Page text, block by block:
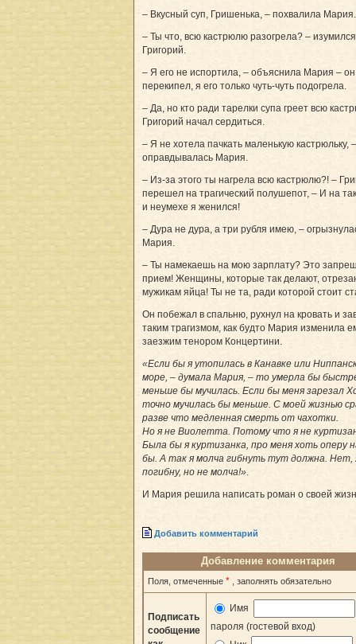
– Вкусный суп, Гришенька, – похвалила Мария.
– Ты что, всю кастрюлю разогрела? – изумился
Григорий.
– Я его не испортила, – объяснила Мария –
перекипел, я его только чуть-чуть подогрела.
– Да, но кто ради тарелки супа греет всю
Григорий начал сердиться.
– Я не хотела пачкать маленькую кастрюльку, –
оправдывалась Мария.
– Из-за этого ты нагрела всю кастрюлю?! –
перешел на трагический полушепот, – И на
и неумехе я женился!
– Дура не дура, а три рубля имею, –
Мария.
– Ты намекаешь на мою зарплату? Это
прием! Женщины, которые так делают,
мужикам яйца! Ты не та, ради которой стоит
Он побежал в спальню, рухнул на кровать и
таким трагизмом, как будто Мария изменила
заезжим тенором Концертини.
«Если бы я утопилась в Канавке или
море, – думала Мария, – то умерла бы
меньше бы мучилась. Если бы меня зарезал
точно мучилась бы меньше. С моей жизнью
разве что медленная смерть от чахотки.
Но я не Виолетта. Потому что я не
Была бы я куртизанка, про меня хоть оперу
бы. А так я молча гибнуть тут должна. Нет,
погибну, но не молча!»
И Мария решила написать роман о своей
Добавить комментарий
Добавление комментария
Поля, отмеченные * , заполнять обязательно
Подписать
сообщение
Имя
пароля (гостевой вход)